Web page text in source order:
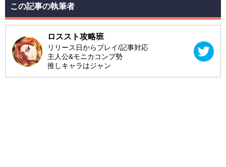
この記事の執筆者
ロススト攻略班
リリース日からプレイ/記事対応
主人公&モニカコンプ勢
推しキャラはジャン